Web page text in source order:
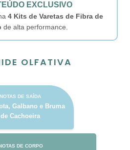
EXCLUSIVO
4 Kits de Varetas de Fibra de
de alta performance.
OLFATIVA
NOTAS DE SAÍDA
Galbano e Bruma
de Cachoeira
DE CORPO